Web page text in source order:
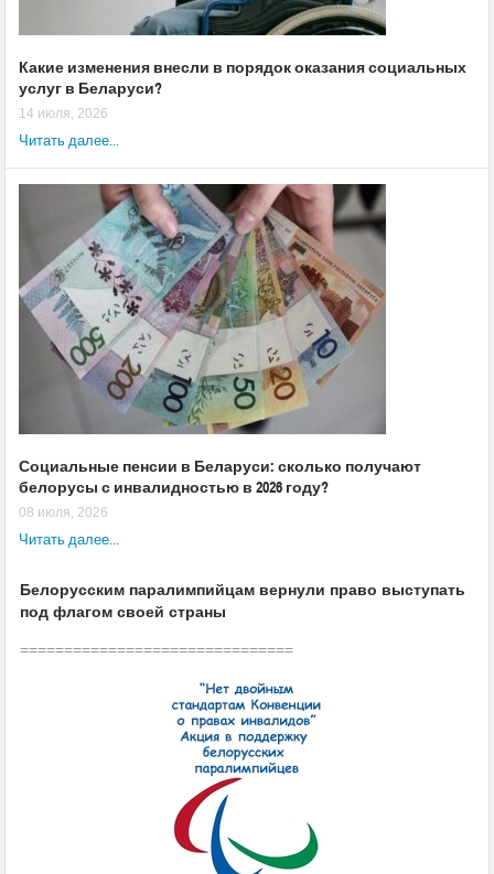
Какие изменения внесли в порядок оказания социальных
услуг в Беларуси?
14 июля, 2026
Читать далее...
Социальные пенсии в Беларуси: сколько получают
белорусы с инвалидностью в 2026 году?
08 июля, 2026
Читать далее...
Белорусским паралимпийцам вернули право выступать
под флагом своей страны
===============================